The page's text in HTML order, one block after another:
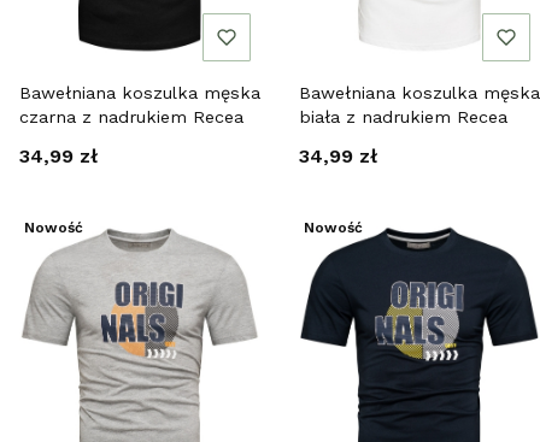
Bawełniana koszulka męska
czarna z nadrukiem Recea
Cena
34,99 zł
Bawełniana koszulka męska
biała z nadrukiem Recea
Cena
34,99 zł
Nowość Nowość